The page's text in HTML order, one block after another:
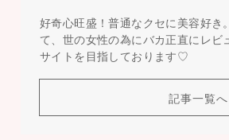
好奇心旺盛！普通なクセに美容好き
て、世の女性の為にバカ正直にレビ
サイトを目指しております♡
記事一覧へ